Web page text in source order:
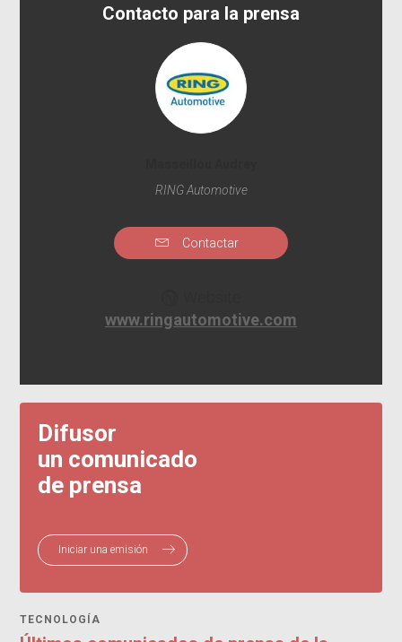
Contacto para la prensa
RING Automotive
Contactar
www.ringautomotive.com
Difusor
un comunicado
de prensa
Iniciar una emisión
TECNOLOGÍA